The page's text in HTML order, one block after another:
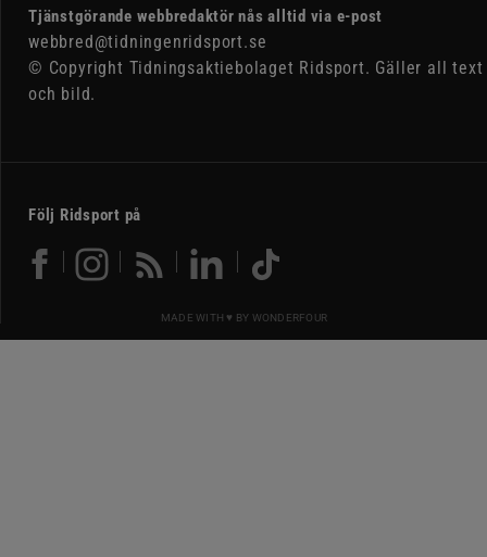
Tjänstgörande webbredaktör nås alltid via e-post
webbred@tidningenridsport.se
© Copyright Tidningsaktiebolaget Ridsport. Gäller all text
och bild.
Följ Ridsport på
MADE WITH ♥ BY WONDERFOUR